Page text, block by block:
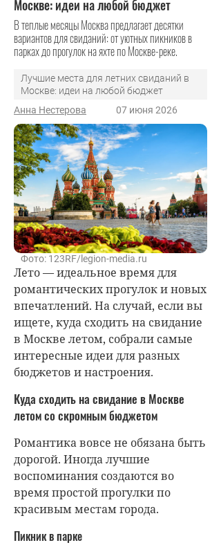
Москве: идеи на любой бюджет
В теплые месяцы Москва предлагает десятки
вариантов для свиданий: от уютных пикников в
парках до прогулок на яхте по Москве-реке.
Лучшие места для летних свиданий в
Москве: идеи на любой бюджет
Анна Нестерова
07 июня 2026
Фото: 123RF/legion-media.ru
Лето — идеальное время для
романтических прогулок и новых
впечатлений. На случай, если вы
ищете, куда сходить на свидание
в Москве летом, собрали самые
интересные идеи для разных
бюджетов и настроения.
Куда сходить на свидание в Москве
летом со скромным бюджетом
Романтика вовсе не обязана быть
дорогой. Иногда лучшие
воспоминания создаются во
время простой прогулки по
красивым местам города.
Пикник в парке